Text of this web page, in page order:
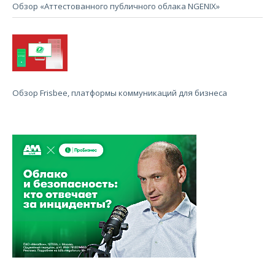
Обзор «Аттестованного публичного облака NGENIX»
Обзор Frisbee, платформы коммуникаций для бизнеса